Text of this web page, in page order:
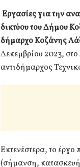
Εργασίες για την
δικτύου του Δήμου
δήμαρχο Κοζάνης
Δεκεμβρίου 2023,
αντιδήμαρχος
Εκτενέστερα, το
(σήμανση,